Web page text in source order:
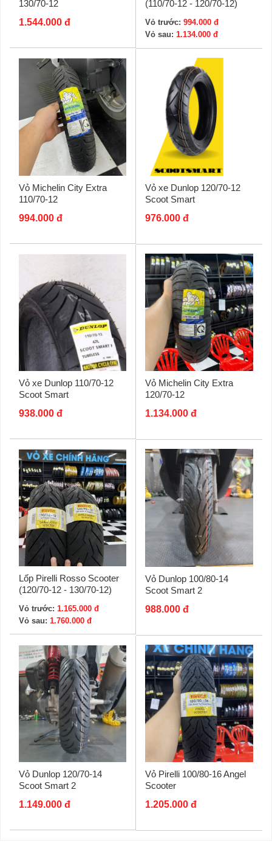
130/70-12
1.544.000 đ
(110/70-12 - 120/70-12)
Vỏ trước: 994.000 đ
Vỏ sau: 1.134.000 đ
Vỏ Michelin City Extra
110/70-12
994.000 đ
Vỏ xe Dunlop 120/70-12
Scoot Smart
976.000 đ
Vỏ xe Dunlop 110/70-12
Scoot Smart
938.000 đ
Vỏ Michelin City Extra
120/70-12
1.134.000 đ
Lốp Pirelli Rosso Scooter
(120/70-12 - 130/70-12)
Vỏ trước: 1.165.000 đ
Vỏ sau: 1.760.000 đ
Vỏ Dunlop 100/80-14
Scoot Smart 2
988.000 đ
Vỏ Dunlop 120/70-14
Scoot Smart 2
1.149.000 đ
Vỏ Pirelli 100/80-16 Angel
Scooter
1.205.000 đ